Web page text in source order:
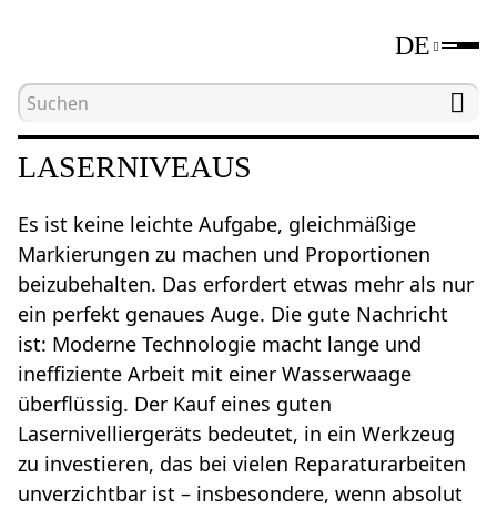
DE
Hauptseite Laser- und optische
LASERNIVEAUS
Es ist keine leichte Aufgabe, gleichmäßige
Markierungen zu machen und Proportionen
beizubehalten. Das erfordert etwas mehr als nur
ein perfekt genaues Auge. Die gute Nachricht
ist: Moderne Technologie macht lange und
ineffiziente Arbeit mit einer Wasserwaage
überflüssig. Der Kauf eines guten
Lasernivelliergeräts bedeutet, in ein Werkzeug
zu investieren, das bei vielen Reparaturarbeiten
unverzichtbar ist – insbesondere, wenn absolut